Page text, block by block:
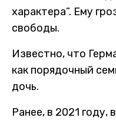
характера”. Ему
свободы.
Известно, что
как порядочный
дочь.
Ранее, в 2021 году,